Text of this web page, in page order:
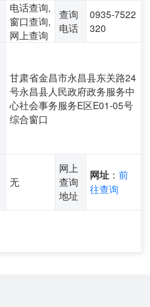
电话查询,
窗口查询,
网上查询
查询
电话
0935-7522
320
甘肃省金昌市永昌县东关路24
号永昌县人民政府政务服务中
心社会事务服务E区E01-05号
综合窗口
无
网上
查询
地址
网址 ：前
往查询